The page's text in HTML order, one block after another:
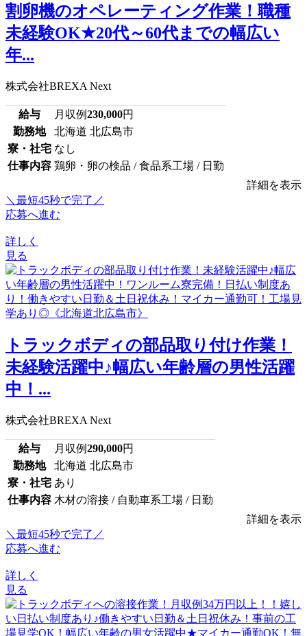
割卵機のオペレーティング作業！職種
未経験OK★20代～60代までの幅広い
年...
株式会社BREXA Next
給与 月収例230,000円
勤務地
北海道 北広島市
寮・社宅 なし
仕事内容 鶏卵・卵の検品 / 食品系工場 / 日勤
詳細を表示
＼最短45秒で完了／
応募へ進む
詳しく
見る
トラックボディの部品取り付け作業！
未経験活躍中♪幅広い年齢層の男性活躍
中！...
株式会社BREXA Next
給与 月収例290,000円
勤務地
北海道 北広島市
寮・社宅 あり
仕事内容 木材の溶接 / 自動車系工場 / 日勤
詳細を表示
＼最短45秒で完了／
応募へ進む
詳しく
見る